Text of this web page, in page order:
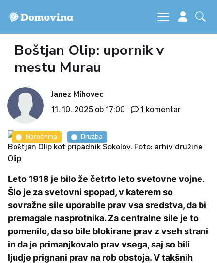
Boštjan Olip: upornik v
mestu Murau
Janez Mihovec
11. 10. 2025 ob 17:00 1 komentar
Boštjan Olip kot pripadnik Sokolov. Foto: arhiv družine
Olip
Naročnina Družba
Leto 1918 je bilo že četrto leto svetovne vojne.
Šlo je za svetovni spopad, v katerem so
sovražne sile uporabile prav vsa sredstva, da bi
premagale nasprotnika. Za centralne sile je to
pomenilo, da so bile blokirane prav z vseh strani
in da je primanjkovalo prav vsega, saj so bili
ljudje prignani prav na rob obstoja. V takšnih